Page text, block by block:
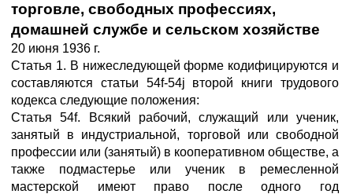
торговле, свободных профессиях,
домашней службе и сельском хозяйстве
20 июня 1936 г.
Статья 1. В нижеследующей форме кодифицируются и
составляются статьи 54f-54j второй книги трудового
кодекса следующие положения:
Статья 54f. Всякий рабочий, служащий или ученик,
занятый в индустриальной, торговой или свободной
профессии или (занятый) в кооперативном обществе, а
также подмастерье или ученик в ремесленной
мастерской имеют право после одного год